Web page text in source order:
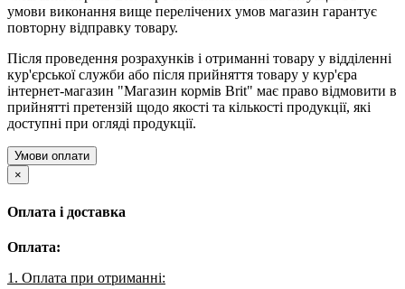
умови виконання вище перелічених умов магазин гарантує
повторну відправку товару.
Після проведення розрахунків і отриманні товару у відділенні
кур'єрської служби або після прийняття товару у кур'єра
інтернет-магазин "Магазин кормів Brit" має право відмовити в
прийнятті претензій щодо якості та кількості продукції, які
доступні при огляді продукції.
Умови оплати
×
Оплата і доставка
Оплата:
1. Оплата при отриманні: